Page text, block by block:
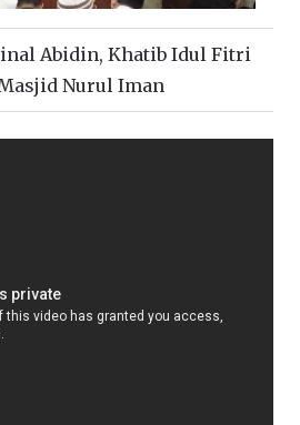
Abidin, Khatib Idul Fitri
Masjid Nurul Iman